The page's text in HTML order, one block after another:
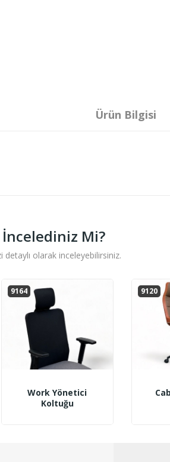
Ürün Bilgisi
Mi?
olarak inceleyebilirsiniz.
9164
Work Yönetici
Koltuğu
9120